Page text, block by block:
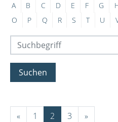
A B C D E F G
O
P Q R S T U
Suchen
« 1 2 3 »